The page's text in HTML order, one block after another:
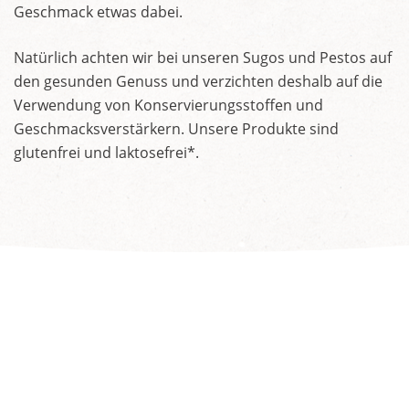
Geschmack etwas dabei.
Natürlich achten wir bei unseren Sugos und Pestos auf
den gesunden Genuss und verzichten deshalb auf die
Verwendung von Konservierungsstoffen und
Geschmacksverstärkern. Unsere Produkte sind
glutenfrei und laktosefrei*.